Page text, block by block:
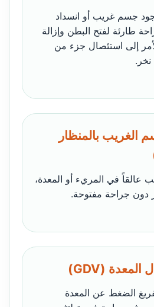
جسم غريب أو انسداد
طارئة لفتح البطن وإزالة
إلى استئصال جزء من
نخر.
الغريب بالمنظار
عالقاً في المريء أو المعدة،
دون جراحة مفتوحة.
الضغط عن المعدة